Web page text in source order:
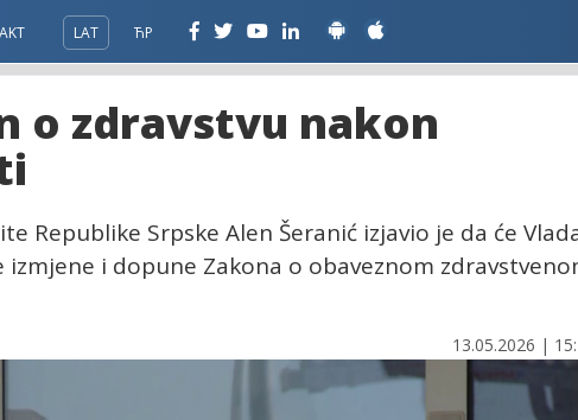
LAT ЋР
o zdravstvu nakon
Republike Srpske Alen Šeranić izjavio je da će
i dopune Zakona o obaveznom
13.05.2026 |